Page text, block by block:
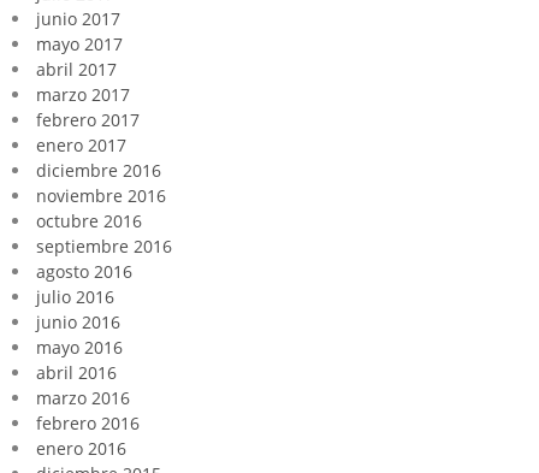
junio 2017
mayo 2017
abril 2017
marzo 2017
febrero 2017
enero 2017
diciembre 2016
noviembre 2016
octubre 2016
septiembre 2016
agosto 2016
julio 2016
junio 2016
mayo 2016
abril 2016
marzo 2016
febrero 2016
enero 2016